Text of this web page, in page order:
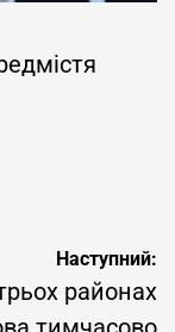
Наступний:
районах